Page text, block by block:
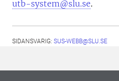
utb-system@slu.se.
SIDANSVARIG: SUS-WEBB@SLU.SE